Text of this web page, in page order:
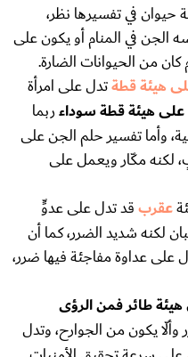
حيوان في تفسيرها نظر،
الجن في المنام أو يكون على
كان من الحيوانات الضارة.
هيئة قطةتدل على امرأة
على هيئة قطة سوداءربما
وأما تفسير حلم الجن على
مكّار ويعمل على
عقربقد تدل على عدوٍّ
شديد الضرر، كما أن
على عداوة مفاجئة فيها ضرر،
هيئة طائر فمن الرؤى
يكون من الجوارح، وتدل